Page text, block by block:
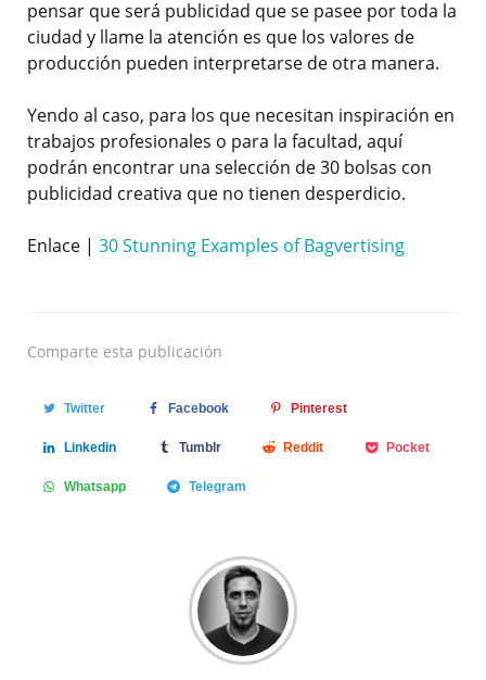
pensar que será publicidad que se pasee por toda la
ciudad y llame la atención es que los valores de
producción pueden interpretarse de otra manera.
Yendo al caso, para los que necesitan inspiración en
trabajos profesionales o para la facultad, aquí
podrán encontrar una selección de 30 bolsas con
publicidad creativa que no tienen desperdicio.
Enlace | 30 Stunning Examples of Bagvertising
Comparte esta publicación
Twitter Facebook Pinterest
Linkedin Tumblr Reddit Pocket
Whatsapp Telegram